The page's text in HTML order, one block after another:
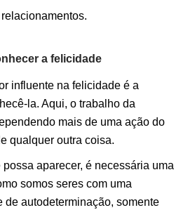
a felicidade
influente na felicidade é a
la. Aqui, o trabalho da
mais de uma ação do
qualquer outra coisa.
aparecer, é necessária uma
somos seres com uma
de autodeterminação, somente